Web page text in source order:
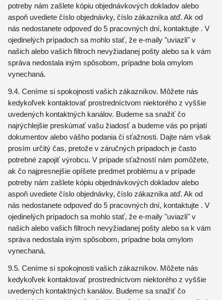
potreby nám zašlete kópiu objednávkových dokladov alebo
aspoň uvediete číslo objednávky, číslo zákazníka atď. Ak od
nás nedostanete odpoveď do 5 pracovných dní, kontaktujte . V
ojedinelých prípadoch sa mohlo stať, že e-maily "uviazli" v
našich alebo vašich filtroch nevyžiadanej pošty alebo sa k vám
správa nedostala iným spôsobom, prípadne bola omylom
vynechaná.
9.4. Ceníme si spokojnosti vašich zákazníkov. Môžete nás
kedykoľvek kontaktovať prostredníctvom niektorého z vyššie
uvedených kontaktných kanálov. Budeme sa snažiť čo
najrýchlejšie preskúmať vašu žiadosť a budeme vás po prijatí
dokumentov alebo vášho podania či sťažnosti. Dajte nám však
prosím určitý čas, pretože v záručných prípadoch je často
potrebné zapojiť výrobcu. V prípade sťažností nám pomôžete,
ak čo najpresnejšie opíšete predmet problému a v prípade
potreby nám zašlete kópiu objednávkových dokladov alebo
aspoň uvediete číslo objednávky, číslo zákazníka atď. Ak od
nás nedostanete odpoveď do 5 pracovných dní, kontaktujte . V
ojedinelých prípadoch sa mohlo stať, že e-maily "uviazli" v
našich alebo vašich filtroch nevyžiadanej pošty alebo sa k vám
správa nedostala iným spôsobom, prípadne bola omylom
vynechaná.
9.5. Ceníme si spokojnosti vašich zákazníkov. Môžete nás
kedykoľvek kontaktovať prostredníctvom niektorého z vyššie
uvedených kontaktných kanálov. Budeme sa snažiť čo